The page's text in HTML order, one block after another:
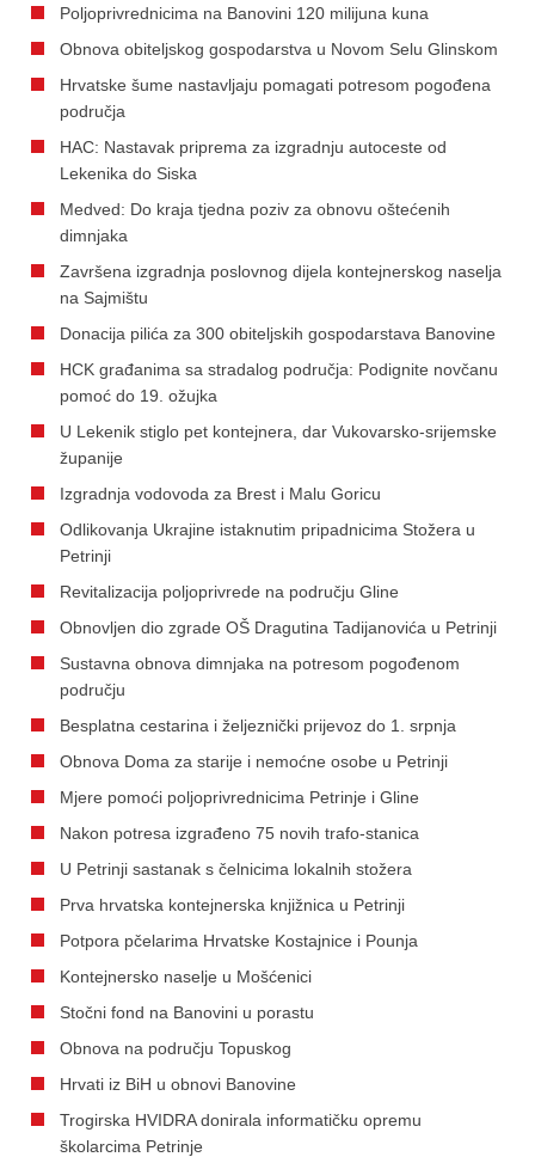
Poljoprivrednicima na Banovini 120 milijuna kuna
Obnova obiteljskog gospodarstva u Novom Selu Glinskom
Hrvatske šume nastavljaju pomagati potresom pogođena
područja
HAC: Nastavak priprema za izgradnju autoceste od
Lekenika do Siska
Medved: Do kraja tjedna poziv za obnovu oštećenih
dimnjaka
Završena izgradnja poslovnog dijela kontejnerskog naselja
na Sajmištu
Donacija pilića za 300 obiteljskih gospodarstava Banovine
HCK građanima sa stradalog područja: Podignite novčanu
pomoć do 19. ožujka
U Lekenik stiglo pet kontejnera, dar Vukovarsko-srijemske
županije
Izgradnja vodovoda za Brest i Malu Goricu
Odlikovanja Ukrajine istaknutim pripadnicima Stožera u
Petrinji
Revitalizacija poljoprivrede na području Gline
Obnovljen dio zgrade OŠ Dragutina Tadijanovića u Petrinji
Sustavna obnova dimnjaka na potresom pogođenom
području
Besplatna cestarina i željeznički prijevoz do 1. srpnja
Obnova Doma za starije i nemoćne osobe u Petrinji
Mjere pomoći poljoprivrednicima Petrinje i Gline
Nakon potresa izgrađeno 75 novih trafo-stanica
U Petrinji sastanak s čelnicima lokalnih stožera
Prva hrvatska kontejnerska knjižnica u Petrinji
Potpora pčelarima Hrvatske Kostajnice i Pounja
Kontejnersko naselje u Mošćenici
Stočni fond na Banovini u porastu
Obnova na području Topuskog
Hrvati iz BiH u obnovi Banovine
Trogirska HVIDRA donirala informatičku opremu
školarcima Petrinje